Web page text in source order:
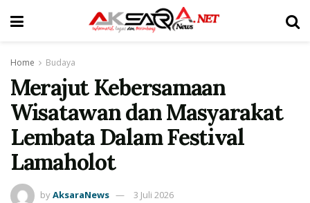
Home Budaya
Merajut Kebersamaan
Wisatawan dan Masyarakat
Lembata Dalam Festival
Lamaholot
byAksaraNews 3 Juli 2026